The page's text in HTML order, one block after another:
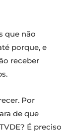
que não
porque, e
receber
Por
de que
É preciso